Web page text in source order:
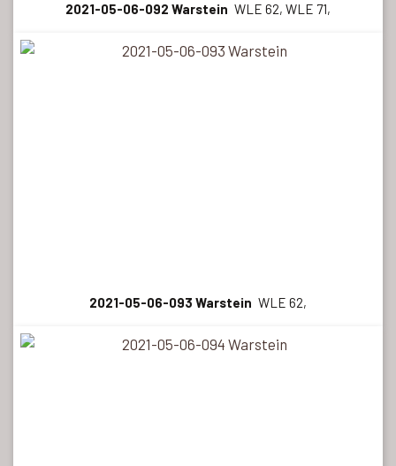
2021-05-06-092 Warstein WLE 62, WLE 71,
2021-05-06-093 Warstein WLE 62,